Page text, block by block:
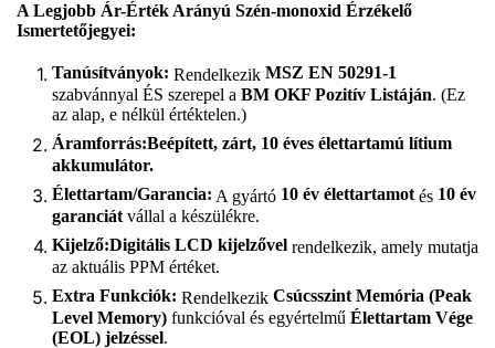
A Legjobb Ár-Érték Arányú Szén-monoxid Érzékelő
Ismertetőjegyei:
Tanúsítványok: Rendelkezik MSZ EN 50291-1
szabvánnyal ÉS szerepel a BM OKF Pozitív Listáján. (Ez
az alap, e nélkül értéktelen.)
Áramforrás:Beépített, zárt, 10 éves élettartamú lítium
akkumulátor.
Élettartam/Garancia: A gyártó 10 év élettartamotés 10 év
garanciát vállal a készülékre.
Kijelző:Digitális LCD kijelzővel rendelkezik, amely mutatja
az aktuális PPM értéket.
Extra Funkciók: Rendelkezik Csúcsszint Memória (Peak
Level Memory) funkcióval és egyértelmű Élettartam Vége
(EOL) jelzéssel.